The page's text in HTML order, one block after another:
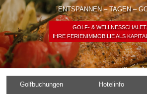
ENTSPANNEN – TAGEN –
GOLF- &
IHRE FERIENIMMOBILIE ALS
Golfbuchungen Hotelinfo